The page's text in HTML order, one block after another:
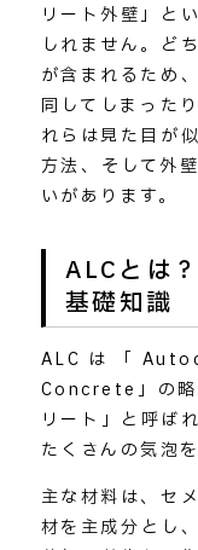
リート外壁」と
しれません。ど
が含まれるため
同してしまった
れらは見た目が
方法、そして外
いがあります。
ALCとは
基礎知識
ALCは「
Concrete」の略
リート」と呼ば
たくさんの気泡
主な材料は、セ
材を主成分とし